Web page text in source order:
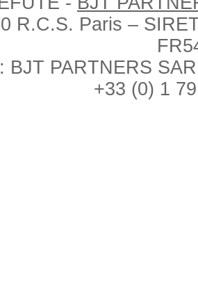
R.C.S. Paris –
BJT PARTNERS
+33 (0) 1